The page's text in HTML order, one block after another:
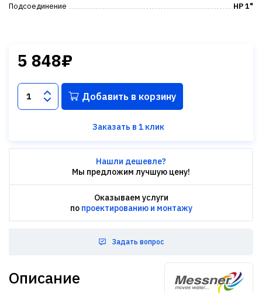
Подсоединение
НР 1"
5 848₽
Добавить в корзину
Заказать в 1 клик
Нашли дешевле?
Мы предложим лучшую цену!
Оказываем услуги
по проектированию и монтажу
Задать вопрос
Описание